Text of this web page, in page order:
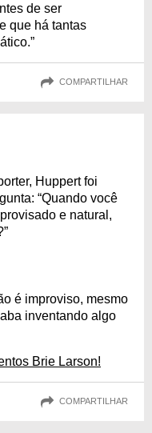
de ser
que há tantas
COMPARTILHAR
Huppert foi
“Quando você
e natural,
é improviso, mesmo
inventando algo
Brie Larson!
COMPARTILHAR